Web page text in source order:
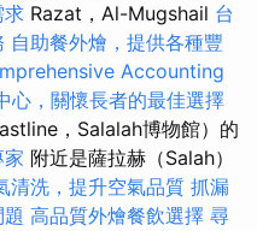
求 Razat，Al-Mugshail 台
自助餐外燴，提供各種豐
Accounting
心，關懷長者的最佳選擇
，Salalah博物館）的
附近是薩拉赫（Salah）
清洗，提升空氣品質 抓漏
高品質外燴餐飲選擇 尋